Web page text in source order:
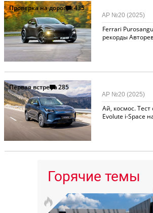
Проверка на дорогах435
Ferrari
рекорды
АР №20 (2025)
Первая встреча285
Ай, космос.
Evolute i-Space
АР №20 (2025)
Горячие темы